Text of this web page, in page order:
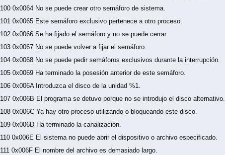
100 0x0064 No se puede crear otro semáforo de sistema.
101 0x0065 Este semáforo exclusivo pertenece a otro proceso.
102 0x0066 Se ha fijado el semáforo y no se puede cerrar.
103 0x0067 No se puede volver a fijar el semáforo.
104 0x0068 No se puede pedir semáforos exclusivos durante la interrupción.
105 0x0069 Ha terminado la posesión anterior de este semáforo.
106 0x006A Introduzca el disco de la unidad %1.
107 0x006B El programa se detuvo porque no se introdujo el disco alternativo.
108 0x006C Ya hay otro proceso utilizando o bloqueando este disco.
109 0x006D Ha terminado la canalización.
110 0x006E El sistema no puede abrir el dispositivo o archivo especificado.
111 0x006F El nombre del archivo es demasiado largo.